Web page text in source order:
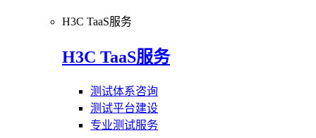
H3C TaaS服务
H3C TaaS服务
测试体系咨询
测试平台建设
专业测试服务